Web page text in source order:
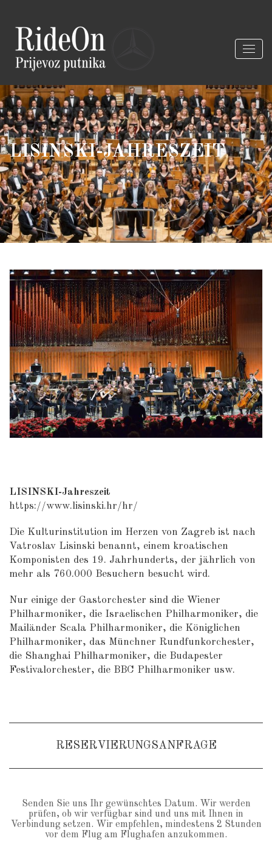
LISINSKI-JAHRESZEIT
LISINSKI-Jahreszeit
https://www.lisinski.hr/hr/
Die Kulturinstitution im Herzen von Zagreb ist nach
Vatroslav Lisinski benannt, einem kroatischen
Komponisten des 19. Jahrhunderts, der jährlich von
mehr als 760.000 Besuchern besucht wird.
Nur einige der Gastorchester sind die Wiener
Philharmoniker, die Israelischen Philharmoniker, die
Mailänder Scala Philharmoniker, die Königlichen
Philharmoniker, das Münchner Rundfunkorchester,
die Shanghai Philharmoniker, die Budapester
Festivalorchester, die BBC Philharmoniker usw.
RESERVIERUNGSANFRAGE
Senden Sie uns Ihr gewünschtes Datum. Wir werden
prüfen, ob wir verfügbar sind und uns mit Ihnen in
Verbindung setzen. Wir empfehlen, mindestens 2 Stunden
vor dem Flug am Flughafen anzukommen.